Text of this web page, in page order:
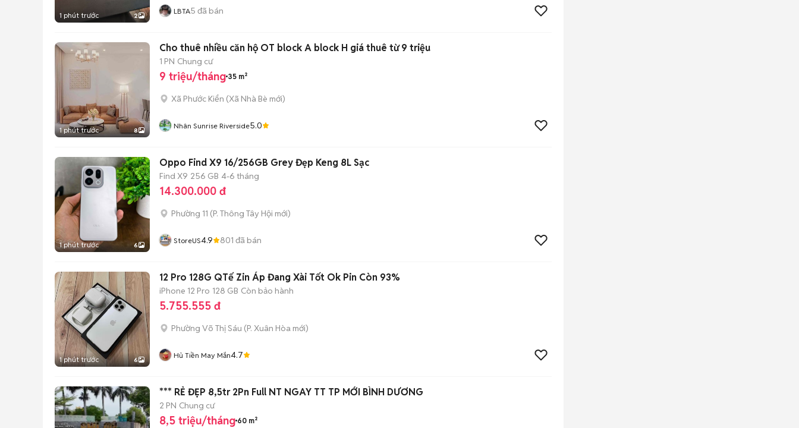
1 phút trước 2 LBTA5 đã bán
1 phút trước 8
Cho thuê nhiều căn hộ OT block A block H giá thuê từ 9 triệu
1 PN Chung cư
9 triệu/tháng 35 m²
Xã Phước Kiển (Xã Nhà Bè mới)
Nhân Sunrise Riverside5.0
1 phút trước 6
Oppo Find X9 16/256GB Grey Đẹp Keng 8L Sạc
Find X9 256 GB 4-6 tháng
14.300.000 đ
Phường 11 (P. Thông Tây Hội mới)
StoreUS4.9 801 đã bán
1 phút trước 6
12 Pro 128G QTế Zin Áp Đang Xài Tốt Ok Pin Còn 93%
iPhone 12 Pro 128 GB Còn bảo hành
5.755.555 đ
Phường Võ Thị Sáu (P. Xuân Hòa mới)
Hủ Tiền May Mắn4.7
*** RẺ ĐẸP 8,5tr 2Pn Full NT NGAY TT TP MỚI BÌNH DƯƠNG
2 PN Chung cư
8,5 triệu/tháng 60 m²